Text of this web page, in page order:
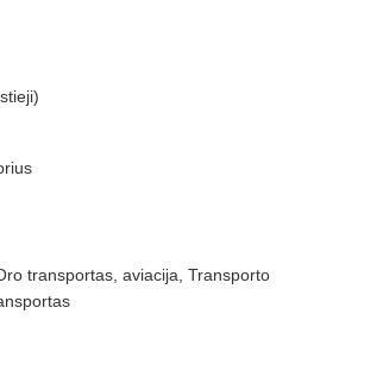
transportas, aviacija, Transporto